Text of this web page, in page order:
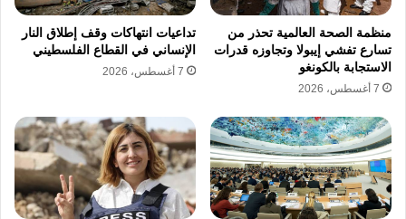
المواطنين من التعبير عن مطالبهم المشروعة في
التعليم والعمل والحرية.
شهدتها منطقة جبرائيل بمدينة هرات حيث خرج
مئات المواطنين في تظاهرات شعبية عارمة
للمطالبة بالحق في التعليم والعمل والكرامة
منظمة الصحة العالمية تحذر من
تسارع تفشي إيبولا وتجاوزه قدرات
الاستجابة بالكونغو
7 أغسطس، 2026
تداعيات انتهاكات وقف إطلاق النار
الإنساني في القطاع الفلسطيني
7 أغسطس، 2026